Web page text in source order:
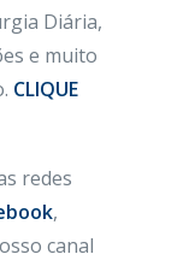
Diária,
e muito
CLIQUE
redes
,
canal